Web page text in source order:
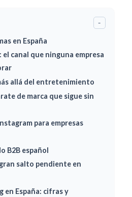
-
en España
canal que ninguna empresa
allá del entretenimiento
de marca que sigue sin
para empresas
B2B español
salto pendiente en
en España: cifras y